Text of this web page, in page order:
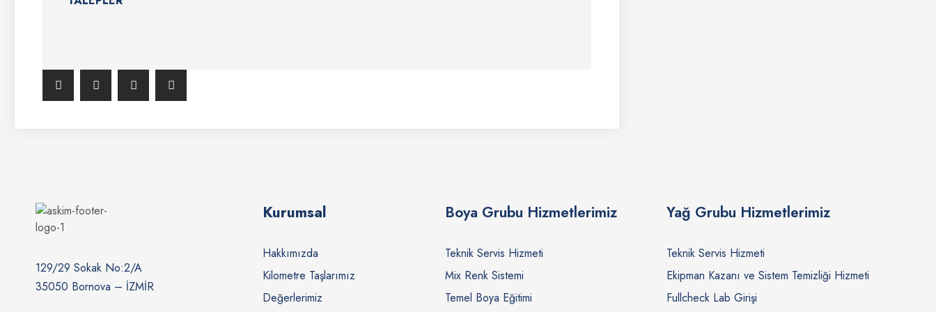
129/29 Sokak No:2/A
35050 Bornova – İZMİR
Kurumsal
Hakkımızda
Kilometre Taşlarımız
Değerlerimiz
Boya Grubu Hizmetlerimiz
Teknik Servis Hizmeti
Mix Renk Sistemi
Temel Boya Eğitimi
Yağ Grubu Hizmetlerimiz
Teknik Servis Hizmeti
Ekipman Kazanı ve Sistem Temizliği Hizmeti
Fullcheck Lab Girişi